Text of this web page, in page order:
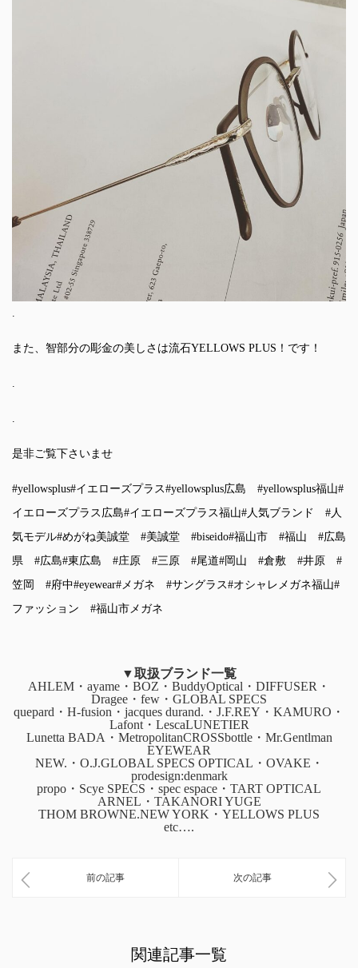
また、智部分の彫金の美しさは流石YELLOWS PLUS！です！
是非ご覧下さいませ
#yellowsplus#イエローズプラス#yellowsplus広島 #yellowsplus福山#
イエローズプラス広島#イエローズプラス福山#人気ブランド
#人
気モデル#めがね美誠堂 #美誠堂 #biseido#福山市 #福山
#広島
県
#広島#東広島 #庄原 #三原 #尾道#岡山 #倉敷 #井原
#
笠岡
#府中#eyewear#メガネ #サングラス#オシャレメガネ福山#
ファッション
#福山市メガネ
▼取扱ブランド一覧
AHLEM・ayame・BOZ・BuddyOptical・DIFFUSER・
Dragee・few・GLOBAL SPECS
quepard・H-fusion・jacques durand.・J.F.REY・KAMURO・
Lafont・LescaLUNETIER
Lunetta BADA・MetropolitanCROSSbottle・Mr.Gentlman
EYEWEAR
NEW.・O.J.GLOBAL SPECS OPTICAL・OVAKE・
prodesign:denmark
propo・Scye SPECS・spec espace・TART OPTICAL
ARNEL・TAKANORI YUGE
THOM BROWNE.NEW YORK・YELLOWS PLUS
etc….
前の記事 次の記事
関連記事一覧